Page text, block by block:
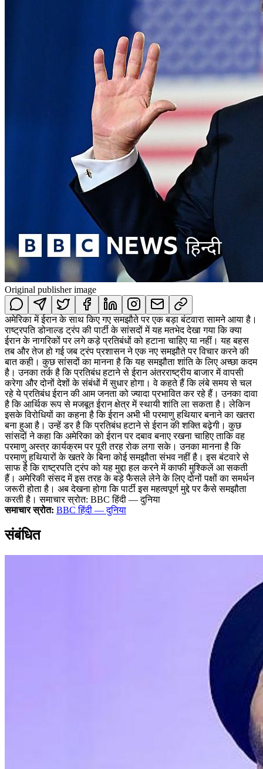
Original publisher image
अमेरिका में ईरान के साथ किए गए समझौते पर एक बड़ा बंटवारा सामने आया है।
राष्ट्रपति डोनाल्ड ट्रंप की पार्टी के सांसदों में यह मतभेद देखा गया कि क्या
ईरान के नागरिकों पर लगे कड़े प्रतिबंधों को हटाना चाहिए या नहीं। यह बहस
तब और तेज हो गई जब ट्रंप प्रशासन ने एक नए समझौते पर विचार करने की
बात कही। कुछ सांसदों का मानना है कि यह समझौता शांति के लिए अच्छा कदम
है। उनका तर्क है कि प्रतिबंध हटाने से ईरान अंतरराष्ट्रीय बाजार में वापसी
करेगा और दोनों देशों के संबंधों में सुधार होगा। वे कहते हैं कि लंबे समय से चल
रहे ये प्रतिबंध ईरान की आम जनता को ज्यादा प्रभावित कर रहे हैं। उनका दावा
है कि आर्थिक रूप से मजबूत ईरान क्षेत्र में स्थायी शांति ला सकता है। लेकिन
इसके विरोधियों का कहना है कि ईरान अभी भी परमाणु हथियार बनाने का खतरा
बना हुआ है। उन्हें डर है कि प्रतिबंध हटाने से ईरान की शक्ति बढ़ेगी। कुछ
सांसदों ने कहा कि अमेरिका को ईरान पर दबाव बनाए रखना चाहिए ताकि वह
परमाणु अस्त्र कार्यक्रम पर पूरी तरह रोक लगा सके। उनका मानना है कि
परमाणु हथियारों के खतरे के बिना कोई समझौता संभव नहीं है। इस बंटवारे से
साफ है कि राष्ट्रपति ट्रंप को यह मुद्दा हल करने में काफी मुश्किलें आ सकती
हैं। अमेरिकी संसद में इस तरह के बड़े फैसले लेने के लिए दोनों पक्षों का समर्थन
जरूरी होता है। अब देखना होगा कि पार्टी इस महत्वपूर्ण मुद्दे पर कैसे समझौता
करती है। समाचार स्रोत: BBC हिंदी — दुनिया
समाचार स्रोत: BBC हिंदी — दुनिया
संबंधित